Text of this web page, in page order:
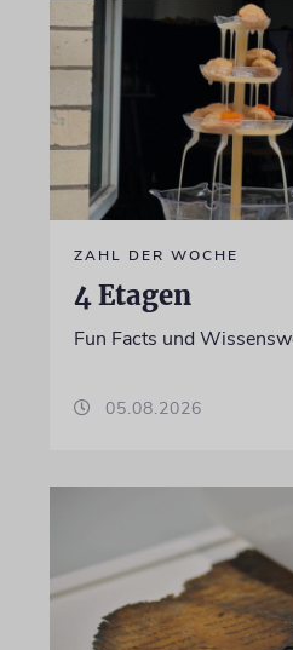
ZAHL DER WOCHE
4 Etagen
Fun Facts und
05.08.2026